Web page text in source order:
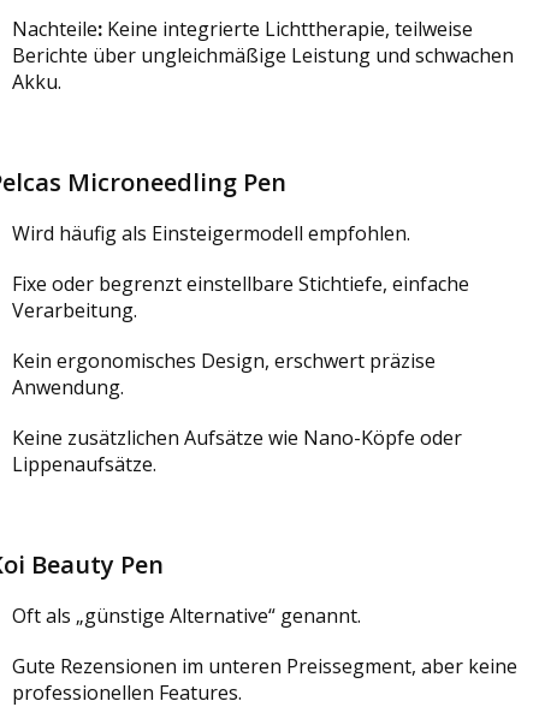
Nachteile: Keine integrierte Lichttherapie, teilweise
Berichte über ungleichmäßige Leistung und schwachen
Akku.
Microneedling Pen
Wird häufig als Einsteigermodell empfohlen.
Fixe oder begrenzt einstellbare Stichtiefe, einfache
Verarbeitung.
Kein ergonomisches Design, erschwert präzise
Anwendung.
Keine zusätzlichen Aufsätze wie Nano-Köpfe oder
Lippenaufsätze.
Beauty Pen
Oft als „günstige Alternative“ genannt.
Gute Rezensionen im unteren Preissegment, aber keine
professionellen Features.